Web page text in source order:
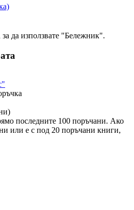
за да използвате "Бележник".
последните 100 поръчани. Ако
или е с под 20 поръчани книги,